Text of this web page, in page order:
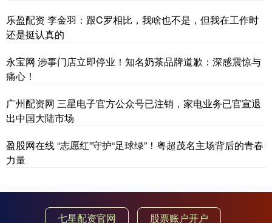
乐盈配资 李金羽：跟C罗相比，我啥也不是，但我在工作时
还是挺认真的
永宝网 涉事门店立即停业！知名奶茶品牌道歉：深感震惊与
痛心！
广州配资网 三星电子官方公众号已注销，家电业务已官宣退
出中国大陆市场
盈股网在线 “志愿红”守护“足球绿”！粤超茂名主场背后的青春
力量
七星配资官网 股票账户开户